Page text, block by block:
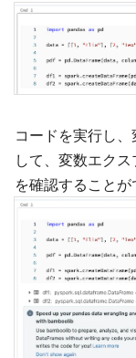
コードを実行し
して、変数エク
を確認することが